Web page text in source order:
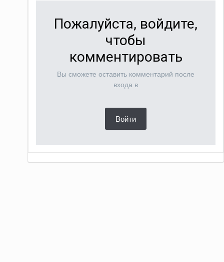
Пожалуйста, войдите,
чтобы
комментировать
Вы сможете оставить комментарий после
входа в
Войти